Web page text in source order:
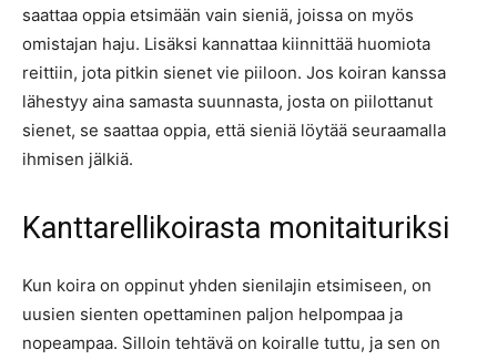
saattaa oppia etsimään vain sieniä, joissa on myös
omistajan haju. Lisäksi kannattaa kiinnittää huomiota
reittiin, jota pitkin sienet vie piiloon. Jos koiran kanssa
lähestyy aina samasta suunnasta, josta on piilottanut
sienet, se saattaa oppia, että sieniä löytää seuraamalla
ihmisen jälkiä.
Kanttarellikoirasta monitaituriksi
Kun koira on oppinut yhden sienilajin etsimiseen, on
uusien sienten opettaminen paljon helpompaa ja
nopeampaa. Silloin tehtävä on koiralle tuttu, ja sen on